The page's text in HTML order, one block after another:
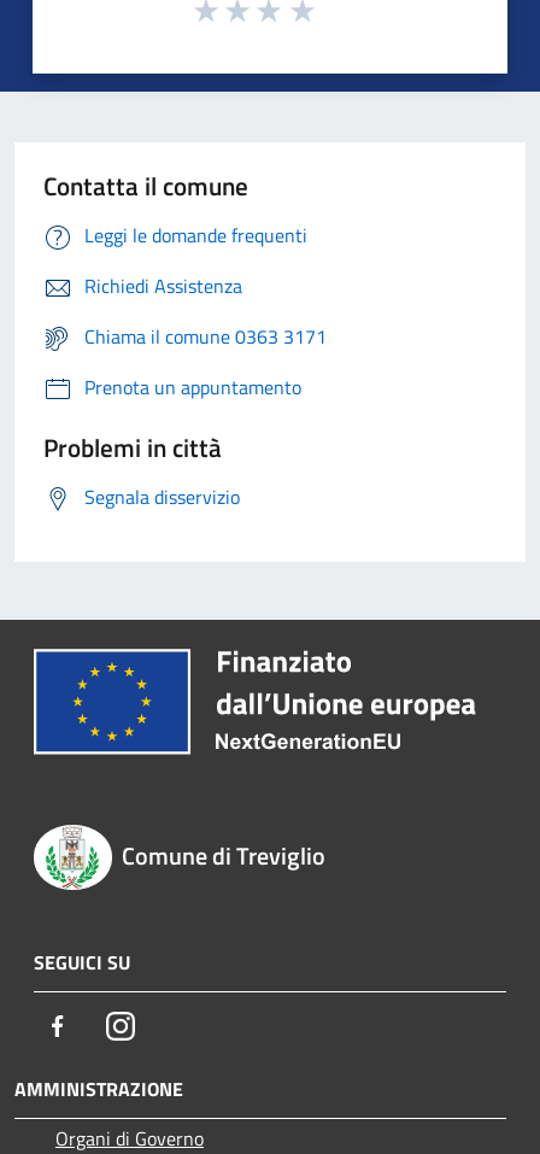
Contatta il comune
Leggi le domande frequenti
Richiedi Assistenza
Chiama il comune 0363 3171
Prenota un appuntamento
Problemi in città
Segnala disservizio
Comune di Treviglio
SEGUICI SU
FacebookInstagram
AMMINISTRAZIONE
Organi di Governo